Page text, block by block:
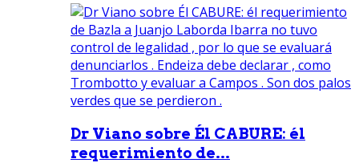
Dr Viano sobre Él CABURE: él
requerimiento de...